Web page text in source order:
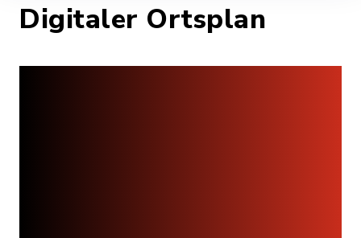
Digitaler Ortsplan